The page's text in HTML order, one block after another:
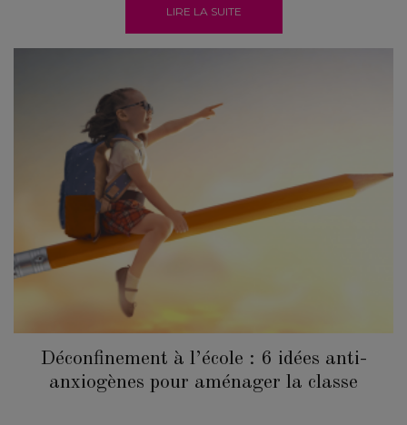
LIRE LA SUITE
Déconfinement à l’école : 6 idées anti-
anxiogènes pour aménager la classe